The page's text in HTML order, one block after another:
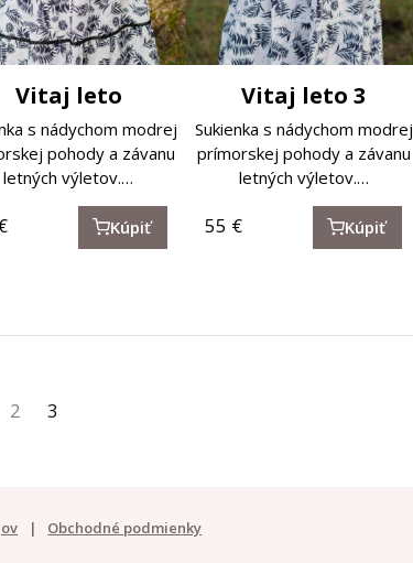
Vitaj leto
s nádychom modrej
pohody a závanu
letných výletov.…
Kúpiť
Vitaj leto 3
Sukienka s nádychom modrej
prímorskej pohody a závanu
letných výletov.…
55 € Kúpiť
2 3
Obchodné podmienky